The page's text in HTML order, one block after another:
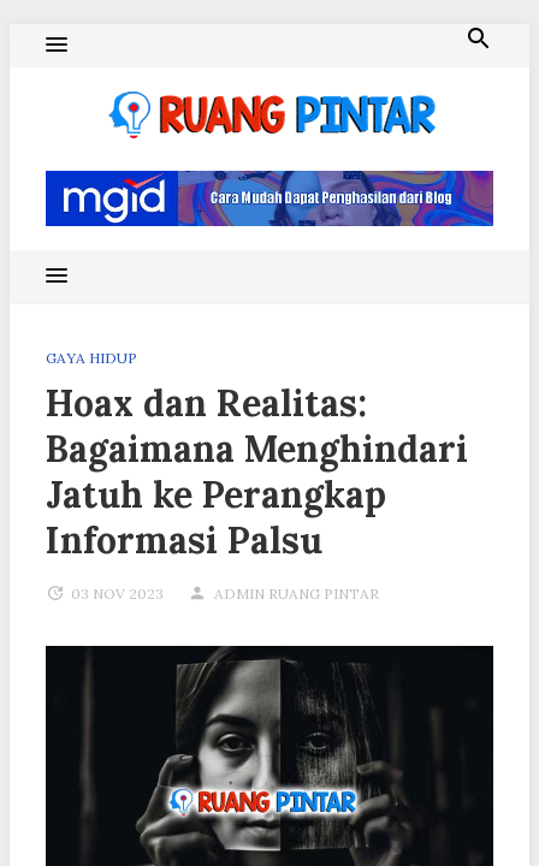
GAYA HIDUP
Hoax dan Realitas:
Bagaimana Menghindari
Jatuh ke Perangkap
Informasi Palsu
03 NOV 2023 ADMIN RUANG PINTAR